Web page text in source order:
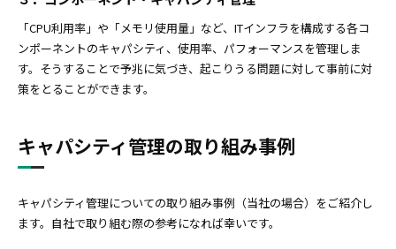
「CPU利用率」や「メモリ使用量」など、ITインフラを構成する各コ
ンポーネントのキャパシティ、使用率、パフォーマンスを管理しま
す。そうすることで予兆に気づき、起こりうる問題に対して事前に対
策をとることができます。
キャパシティ管理の取り組み事例
キャパシティ管理についての取り組み事例（当社の場合）をご紹介し
ます。自社で取り組む際の参考になれば幸いです。